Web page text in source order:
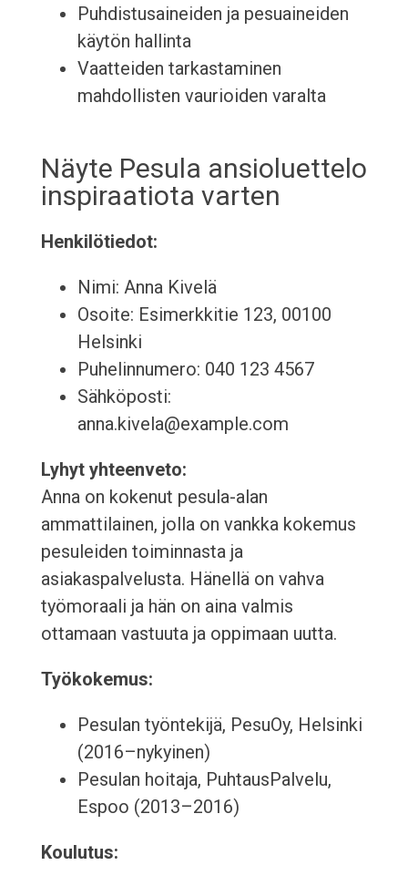
Puhdistusaineiden ja pesuaineiden
käytön hallinta
Vaatteiden tarkastaminen
mahdollisten vaurioiden varalta
Näyte Pesula ansioluettelo
inspiraatiota varten
Henkilötiedot:
Nimi: Anna Kivelä
Osoite: Esimerkkitie 123, 00100
Helsinki
Puhelinnumero: 040 123 4567
Sähköposti:
anna.kivela@example.com
Lyhyt yhteenveto:
Anna on kokenut pesula-alan
ammattilainen, jolla on vankka kokemus
pesuleiden toiminnasta ja
asiakaspalvelusta. Hänellä on vahva
työmoraali ja hän on aina valmis
ottamaan vastuuta ja oppimaan uutta.
Työkokemus:
Pesulan työntekijä, PesuOy, Helsinki
(2016–nykyinen)
Pesulan hoitaja, PuhtausPalvelu,
Espoo (2013–2016)
Koulutus: